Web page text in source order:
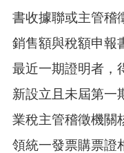
書收據聯或主管稽
銷售額與稅額申報
最近一期證明者，
新設立且未屆第一
業稅主管稽徵機關
領統一發票購票證